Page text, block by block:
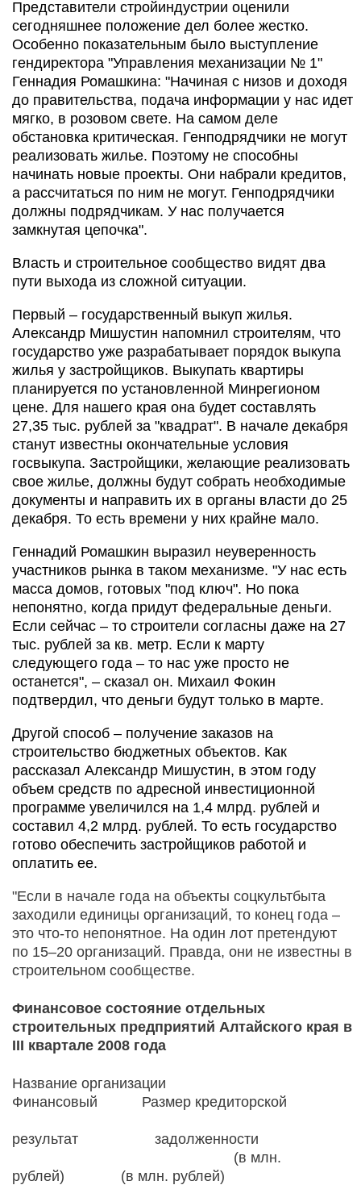
Представители стройиндустрии оценили
сегодняшнее положение дел более жестко.
Особенно показательным было выступление
гендиректора "Управления механизации № 1"
Геннадия Ромашкина: "Начиная с низов и доходя
до правительства, подача информации у нас идет
мягко, в розовом свете. На самом деле
обстановка критическая. Генподрядчики не могут
реализовать жилье. Поэтому не способны
начинать новые проекты. Они набрали кредитов,
а рассчитаться по ним не могут. Генподрядчики
должны подрядчикам. У нас получается
замкнутая цепочка".
Власть и строительное сообщество видят два
пути выхода из сложной ситуации.
Первый – государственный выкуп жилья.
Александр Мишустин напомнил строителям, что
государство уже разрабатывает порядок выкупа
жилья у застройщиков. Выкупать квартиры
планируется по установленной Минрегионом
цене. Для нашего края она будет составлять
27,35 тыс. рублей за "квадрат". В начале декабря
станут известны окончательные условия
госвыкупа. Застройщики, желающие реализовать
свое жилье, должны будут собрать необходимые
документы и направить их в органы власти до 25
декабря. То есть времени у них крайне мало.
Геннадий Ромашкин выразил неуверенность
участников рынка в таком механизме. "У нас есть
масса домов, готовых "под ключ". Но пока
непонятно, когда придут федеральные деньги.
Если сейчас – то строители согласны даже на 27
тыс. рублей за кв. метр. Если к марту
следующего года – то нас уже просто не
останется", – сказал он. Михаил Фокин
подтвердил, что деньги будут только в марте.
Другой способ – получение заказов на
строительство бюджетных объектов. Как
рассказал Александр Мишустин, в этом году
объем средств по адресной инвестиционной
программе увеличился на 1,4 млрд. рублей и
составил 4,2 млрд. рублей. То есть государство
готово обеспечить застройщиков работой и
оплатить ее.
"Если в начале года на объекты соцкультбыта
заходили единицы организаций, то конец года –
это что-то непонятное. На один лот претендуют
по 15–20 организаций. Правда, они не известны в
строительном сообществе.
Финансовое состояние отдельных
строительных предприятий Алтайского края в
III квартале 2008 года
Название организации
Финансовый Размер кредиторской
результат задолженности
(в млн.
рублей) (в млн. рублей)